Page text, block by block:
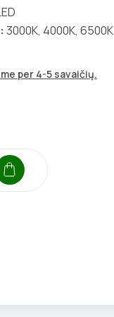
3000K, 4000K, 6500K
per 4-5 savaičių.